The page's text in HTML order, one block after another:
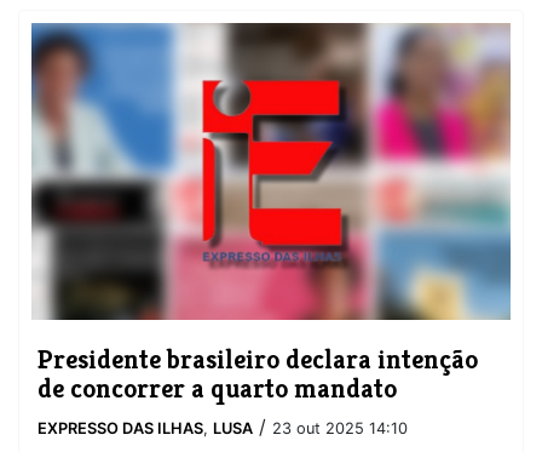
Presidente brasileiro declara intenção
de concorrer a quarto mandato
EXPRESSO DAS ILHAS, LUSA / 23 out 2025 14:10